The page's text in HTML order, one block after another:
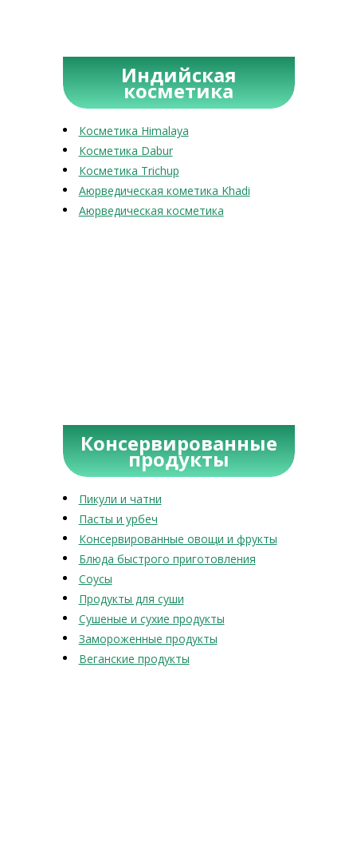
Индийская
косметика
Косметика Himalaya
Косметика Dabur
Косметика Trichup
Аюрведическая кометика Khadi
Аюрведическая косметика
Консервированные
продукты
Пикули и чатни
Пасты и урбеч
Консервированные овощи и фрукты
Блюда быстрого приготовления
Соусы
Продукты для суши
Сушеные и сухие продукты
Замороженные продукты
Веганские продукты